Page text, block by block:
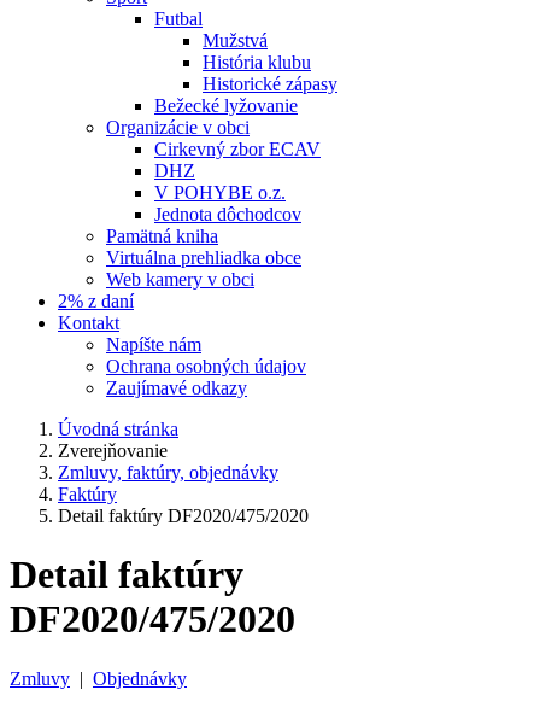
Futbal
Mužstvá
História klubu
Historické zápasy
Bežecké lyžovanie
Organizácie v obci
Cirkevný zbor ECAV
DHZ
V POHYBE o.z.
Jednota dôchodcov
Pamätná kniha
Virtuálna prehliadka obce
Web kamery v obci
2% z daní
Kontakt
Napíšte nám
Ochrana osobných údajov
Zaujímavé odkazy
Úvodná stránka
Zverejňovanie
Zmluvy, faktúry, objednávky
Faktúry
Detail faktúry DF2020/475/2020
Detail faktúry
DF2020/475/2020
Zmluvy | Objednávky